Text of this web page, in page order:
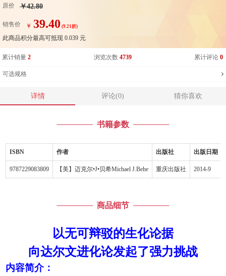
原价 ￥42.80
销售价 ￥ 39.40 (9.21折)
此商品积分最高可抵现 0.039 元
累计销量 2 浏览次数 4739 累计评论 0
可选规格
详情 评论(0) 猜你喜欢
书籍参数
ISBN 作者 出版社 出版日期
9787229083809 【美】迈克尔•J•贝希Michael J.Behe 重庆出版社 2014-9
商品细节
以无可辩驳的生化论据
向达尔文进化论发起了强力挑战
内容简介：